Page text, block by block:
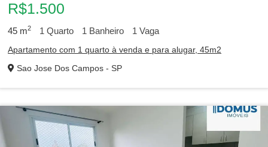
R$1.500
45 m2 1 Quarto 1 Banheiro 1 Vaga
Apartamento com 1 quarto à venda e para alugar, 45m2
Sao Jose Dos Campos - SP